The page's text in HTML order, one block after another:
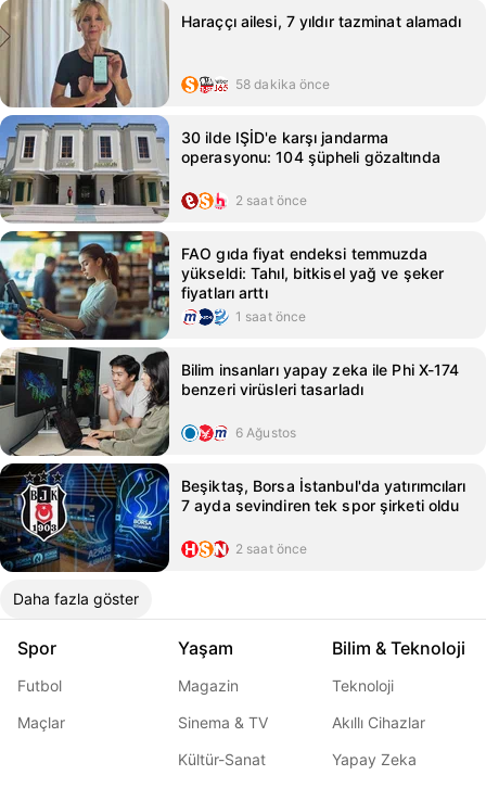
Haraççı ailesi, 7 yıldır tazminat alamadı
58 dakika önce
30 ilde IŞİD'e karşı jandarma
operasyonu: 104 şüpheli gözaltında
2 saat önce
FAO gıda fiyat endeksi temmuzda
yükseldi: Tahıl, bitkisel yağ ve şeker
fiyatları arttı
1 saat önce
Bilim insanları yapay zeka ile Phi X-174
benzeri virüsleri tasarladı
6 Ağustos
Beşiktaş, Borsa İstanbul'da yatırımcıları
7 ayda sevindiren tek spor şirketi oldu
2 saat önce
Daha fazla göster
Spor
Futbol
Maçlar
Yaşam
Magazin
Sinema & TV
Kültür-Sanat
Bilim & Teknoloji
Teknoloji
Akıllı Cihazlar
Yapay Zeka